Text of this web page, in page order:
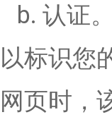
b. 认证
以标识您
网页时，